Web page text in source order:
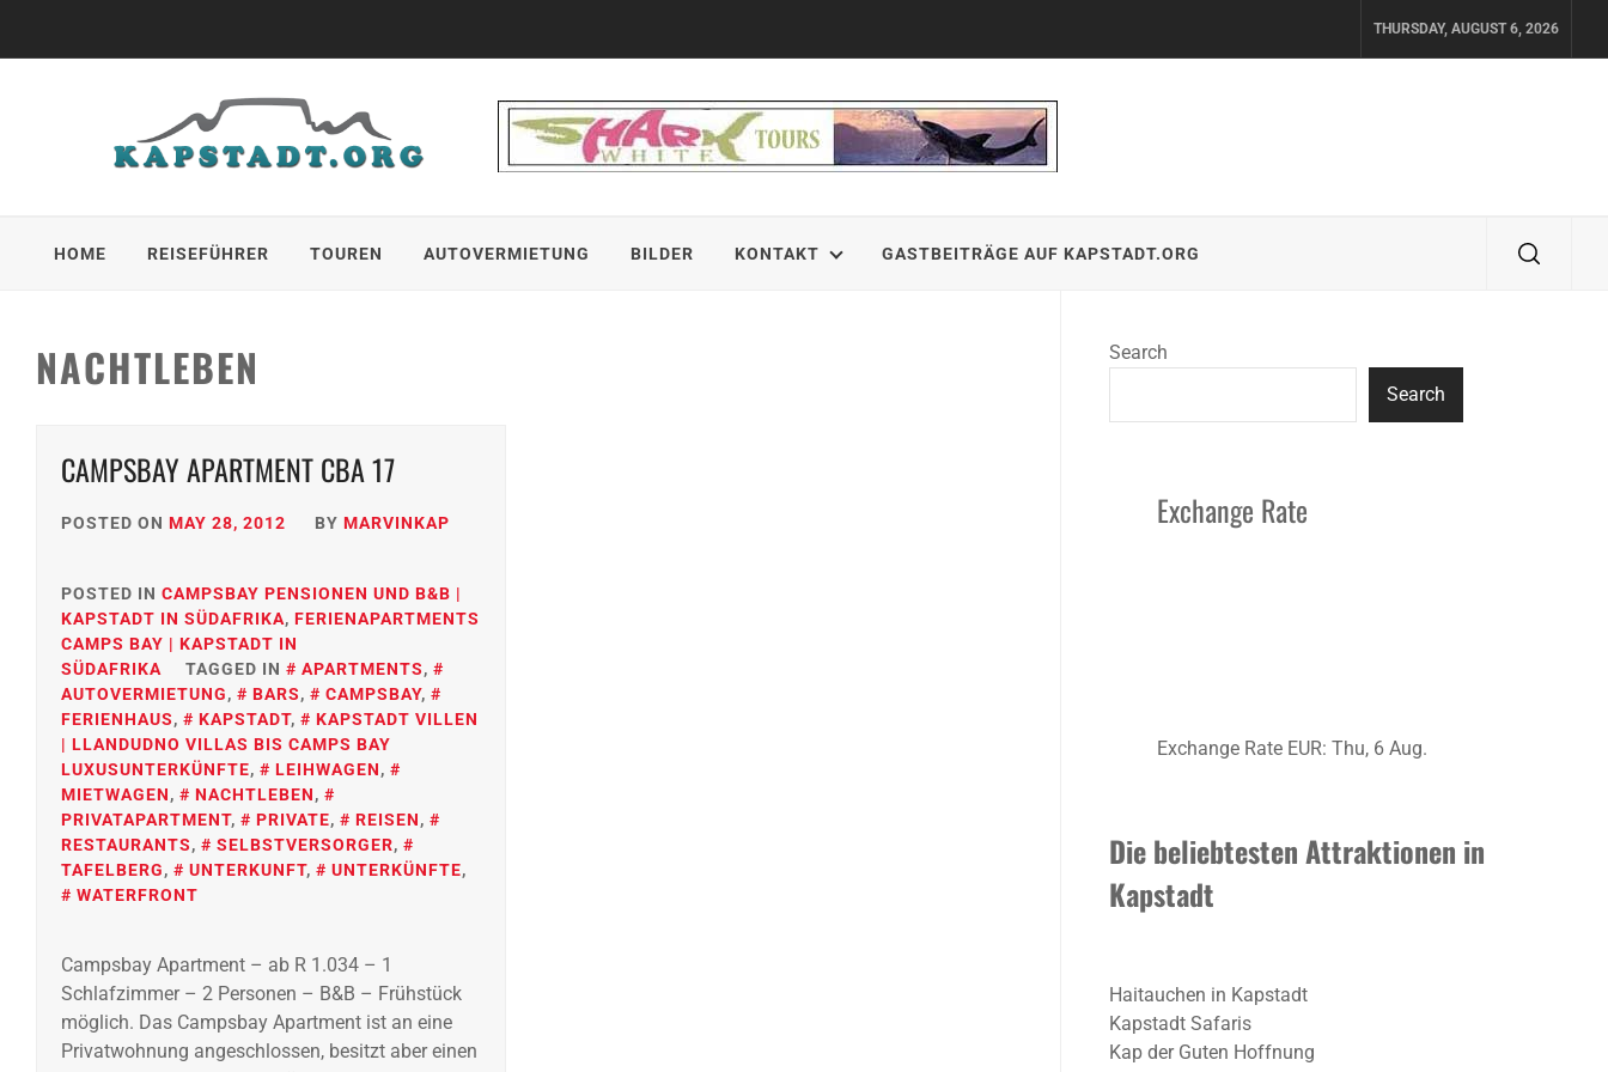
THURSDAY, AUGUST 6, 2026
HOME REISEFÜHRER TOUREN AUTOVERMIETUNG BILDER KONTAKT GASTBEITRÄGE AUF KAPSTADT.ORG
NACHTLEBEN
CAMPSBAY APARTMENT CBA 17
POSTED ON MAY 28, 2012 BY MARVINKAP
POSTED IN CAMPSBAY PENSIONEN UND B&B |
KAPSTADT IN SÜDAFRIKA, FERIENAPARTMENTS
CAMPS BAY | KAPSTADT IN
SÜDAFRIKA
TAGGED IN APARTMENTS,
AUTOVERMIETUNG, BARS, CAMPSBAY,
FERIENHAUS, KAPSTADT,
KAPSTADT VILLEN
| LLANDUDNO VILLAS BIS CAMPS BAY
LUXUSUNTERKÜNFTE, LEIHWAGEN,
MIETWAGEN, NACHTLEBEN,
PRIVATAPARTMENT, PRIVATE, REISEN,
RESTAURANTS, SELBSTVERSORGER,
TAFELBERG, UNTERKUNFT, UNTERKÜNFTE,
WATERFRONT
Campsbay Apartment – ab R 1.034 – 1
Schlafzimmer – 2 Personen – B&B – Frühstück
möglich. Das Campsbay Apartment ist an eine
Privatwohnung angeschlossen, besitzt aber einen
Search
Search
Exchange Rate
Exchange Rate EUR: Thu, 6 Aug.
Die beliebtesten Attraktionen in
Kapstadt
Haitauchen in Kapstadt
Kapstadt Safaris
Kap der Guten Hoffnung